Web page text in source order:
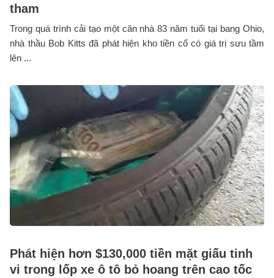
tham
Trong quá trình cải tạo một căn nhà 83 năm tuổi tại bang Ohio,
nhà thầu Bob Kitts đã phát hiện kho tiền cổ có giá trị sưu tầm
lên ...
Phát hiện hơn $130,000 tiền mặt giấu tinh
vi trong lốp xe ô tô bỏ hoang trên cao tốc